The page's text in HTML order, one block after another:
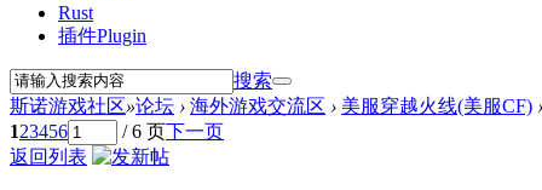
Rust
插件Plugin
搜索
斯诺游戏社区»论坛 › 海外游戏交流区 › 美服穿越火线(美服CF) ›
123456 / 6 页下一页
返回列表